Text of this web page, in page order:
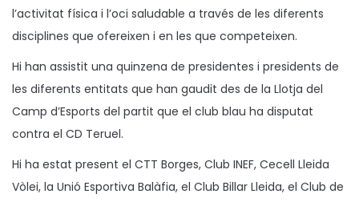
t
e
2
/
i
c
l’activitat física i l’oci saludable a través de les diferents
disciplines que ofereixen i en les que competeixen.
Hi han assistit una quinzena de presidentes i presidents de
les diferents entitats que han gaudit des de la Llotja del
Camp d’Esports del partit que el club blau ha disputat
contra el CD Teruel.
Hi ha estat present el CTT Borges, Club INEF, Cecell Lleida
Vòlei, la Unió Esportiva Balàfia, el Club Billar Lleida, el Club de